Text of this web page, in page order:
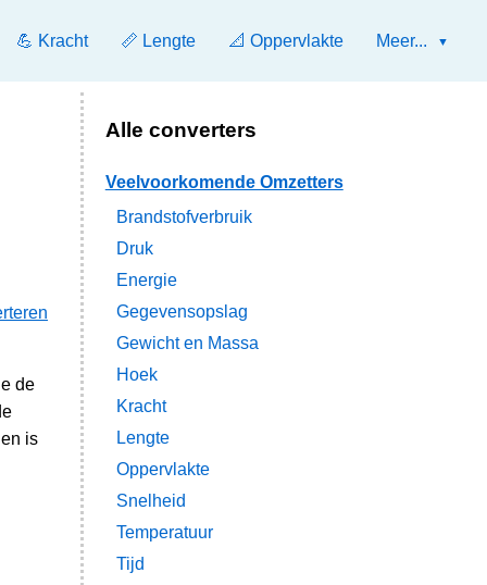
💪 Kracht 📏 Lengte 📐 Oppervlakte Meer...
de
is
Alle converters
Veelvoorkomende Omzetters
Brandstofverbruik
Druk
Energie
Gegevensopslag
Gewicht en Massa
Hoek
Kracht
Lengte
Oppervlakte
Snelheid
Temperatuur
Tijd